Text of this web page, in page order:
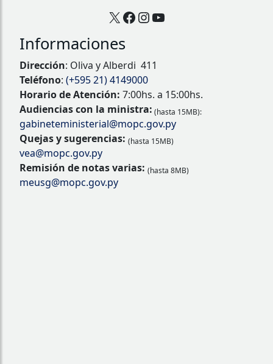
X Facebook
Instagram
YouTube
Informaciones
Dirección: Oliva y Alberdi 411
Teléfono: (+595 21) 4149000
Horario de Atención: 7:00hs. a 15:00hs.
Audiencias con la ministra: (hasta 15MB):
gabineteministerial@mopc.gov.py
Quejas y sugerencias: (hasta 15MB)
vea@mopc.gov.py
Remisión de notas varias: (hasta 8MB)
meusg@mopc.gov.py